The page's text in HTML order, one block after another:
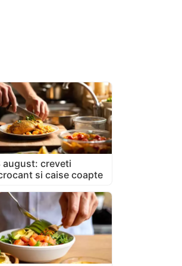
august: creveti
si caise coapte